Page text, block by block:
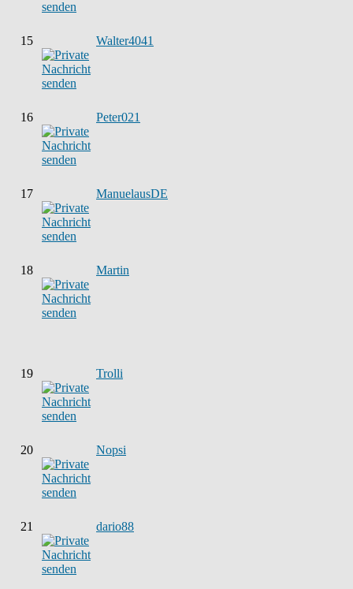
15 Walter4041
16 Peter021
17 ManuelausDE
18 Martin
19 Trolli
20 Nopsi
21 dario88